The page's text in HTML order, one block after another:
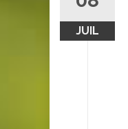
JUIL